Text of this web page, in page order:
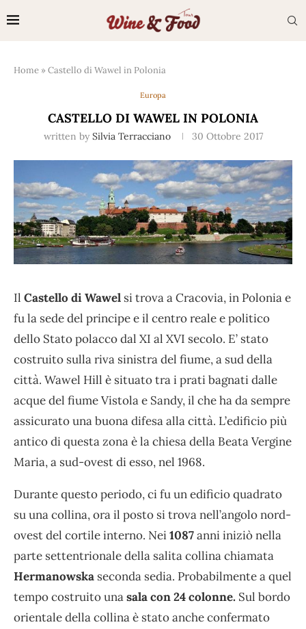
Home »Castello di Wawel in Polonia
Europa
CASTELLO DI WAWEL IN POLONIA
written by Silvia Terracciano 30 Ottobre 2017
Il Castello di Wawel si trova a Cracovia, in Polonia e
fu la sede del principe e il centro reale e politico
dello Stato polacco dal XI al XVI secolo. E’ stato
costruito sulla riva sinistra del fiume, a sud della
città. Wawel Hill è situato tra i prati bagnati dalle
acque del fiume Vistola e Sandy, il che ha da sempre
assicurato una buona difesa alla città. L’edificio più
antico di questa zona è la chiesa della Beata Vergine
Maria, a sud-ovest di esso, nel 1968.
Durante questo periodo, ci fu un edificio quadrato
su una collina, ora il posto si trova nell’angolo nord-
ovest del cortile interno. Nei1087anni iniziò nella
parte settentrionale della salita collina chiamata
Hermanowska seconda sedia. Probabilmente a quel
tempo costruito unasala con 24 colonne. Sul bordo
orientale della collina è stato anche confermato